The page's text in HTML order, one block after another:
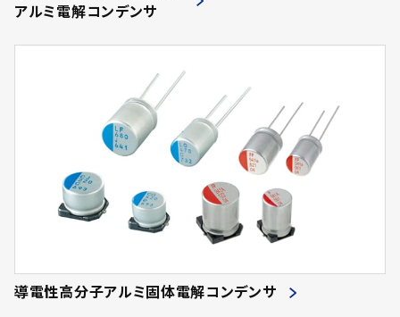
アルミ電解コンデンサ
導電性高分子アルミ固体電解コンデンサ